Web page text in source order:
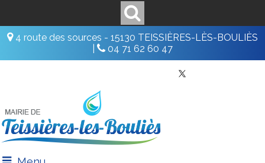
4 route des sources - 15130 TEISSIÈRES-LÈS-BOULIÈS
04 71 62 60 47